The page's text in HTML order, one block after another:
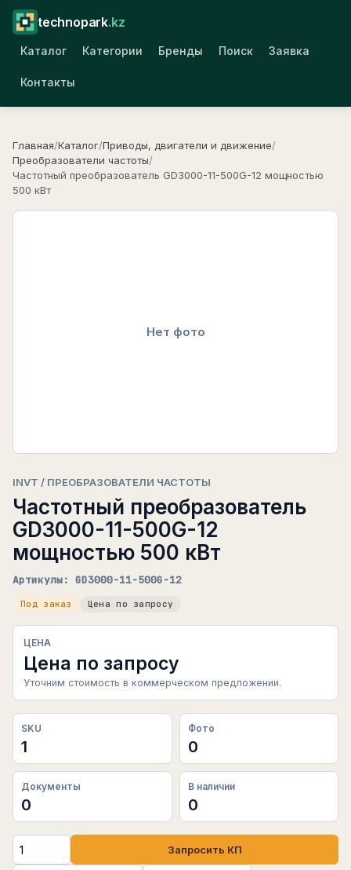
technopark.kz
Каталог Категории Бренды Поиск Заявка
Контакты
Главная/Каталог/Приводы, двигатели и движение/
Преобразователи частоты/
Частотный преобразователь GD3000-11-500G-12 мощностью
500 кВт
Нет фото
INVT / ПРЕОБРАЗОВАТЕЛИ ЧАСТОТЫ
Частотный преобразователь
GD3000-11-500G-12
мощностью 500 кВт
Артикулы: GD3000-11-500G-12
Под заказ Цена по запросу
ЦЕНА
Цена по запросу
Уточним стоимость в коммерческом предложении.
SKU
1
Фото
0
Документы
0
В наличии
0
Запросить КП